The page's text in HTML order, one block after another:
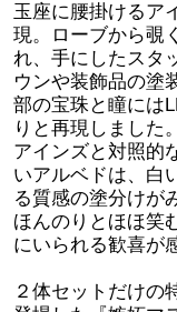
玉座に腰掛けるア
現。ローブから覗
れ、手にしたスタ
ウンや装飾品の塗
部の宝珠と瞳には
りと再現しました。
アインズと対照的
いアルベドは、白
る質感の塗分けが
ほんのりとほほ笑
にいられる歓喜が
２体セットだけの